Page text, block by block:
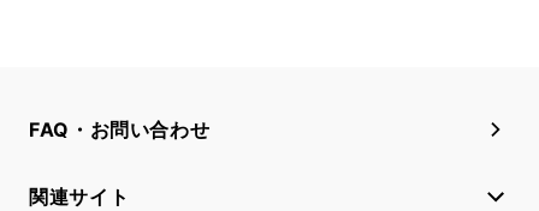
FAQ・お問い合わせ
関連サイト